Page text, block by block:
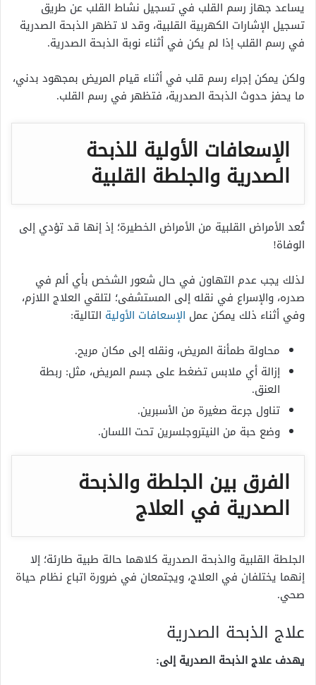
يساعد جهاز رسم القلب في تسجيل نشاط القلب عن طريق
تسجيل الإشارات الكهربية القلبية، وقد لا تظهر الذبحة الصدرية
في رسم القلب إذا لم يكن في أثناء نوبة الذبحة الصدرية.
ولكن يمكن إجراء رسم قلب في أثناء قيام المريض بمجهود بدني،
ما يحفز حدوث الذبحة الصدرية، فتظهر في رسم القلب.
الإسعافات الأولية للذبحة
الصدرية والجلطة القلبية
تُعد الأمراض القلبية من الأمراض الخطيرة؛ إذ إنها قد تؤدي إلى
الوفاة!
لذلك يجب عدم التهاون في حال شعور الشخص بأي ألم في
صدره، والإسراع في نقله إلى المستشفى؛ لتلقي العلاج اللازم،
وفي أثناء ذلك يمكن عمل الإسعافات الأولية التالية:
محاولة طمأنة المريض، ونقله إلى مكان مريح.
إزالة أي ملابس تضغط على جسم المريض، مثل: ربطة
العنق.
تناول جرعة صغيرة من الأسبرين.
وضع حبة من النيتروجلسرين تحت اللسان.
الفرق بين الجلطة والذبحة
الصدرية في العلاج
الجلطة القلبية والذبحة الصدرية كلاهما حالة طبية طارئة؛ إلا
إنهما يختلفان في العلاج، ويجتمعان في ضرورة اتباع نظام حياة
صحي.
علاج الذبحة الصدرية
يهدف علاج الذبحة الصدرية إلى: